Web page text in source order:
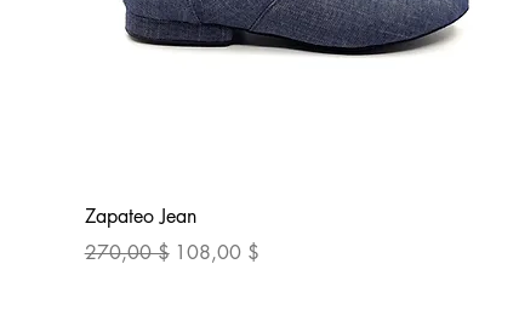
Zapateo Jean
Обычная цена
270,00 $ Цена со скидкой
108,00 $